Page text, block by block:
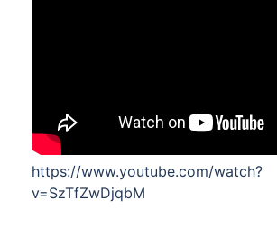
https://www.youtube.com/watch?
v=SzTfZwDjqbM